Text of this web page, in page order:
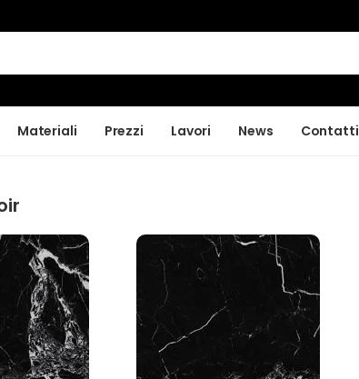
Materiali Prezzi Lavori News Contatti